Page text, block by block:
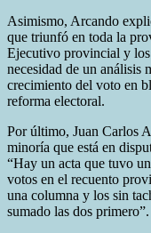
Asimismo, Arcando
que triunfó en toda la
Ejecutivo provincial y
necesidad de un análisis
crecimiento del voto en
reforma electoral.
Por último, Juan Carlos
minoría que está en
“Hay un acta que tuvo
votos en el recuento
una columna y los sin
sumado las dos primero”.